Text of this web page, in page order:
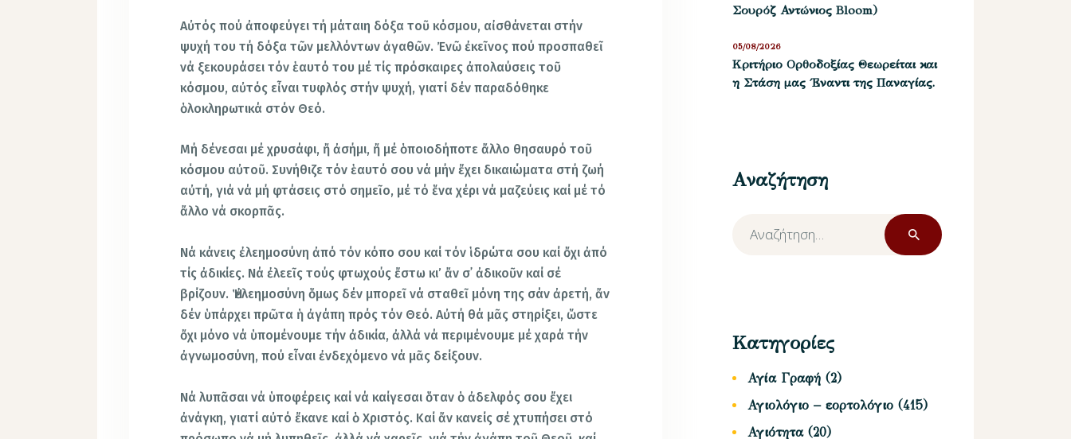
Αὐτός πού ἀποφεύγει τή μάταιη δόξα τοῦ κόσμου, αἰσθάνεται στήν
ψυχή του τή δόξα τῶν μελλόντων ἀγαθῶν. Ἐνῶ ἐκεῖνος πού προσπαθεῖ
νά ξεκουράσει τόν ἑαυτό του μέ τίς πρόσκαιρες ἀπολαύσεις τοῦ
κόσμου, αὐτός εἶναι τυφλός στήν ψυχή, γιατί δέν παραδόθηκε
ὁλοκληρωτικά στόν Θεό.
Μή δένεσαι μέ χρυσάφι, ἤ ἀσήμι, ἤ μέ ὁποιοδήποτε ἄλλο θησαυρό τοῦ
κόσμου αὐτοῦ. Συνήθιζε τόν ἑαυτό σου νά μήν ἔχει δικαιώματα στή ζωή
αὐτή, γιά νά μή φτάσεις στό σημεῖο, μέ τό ἕνα χέρι νά μαζεύεις καί μέ τό
ἄλλο νά σκορπᾶς.
Νά κάνεις ἐλεημοσύνη ἀπό τόν κόπο σου καί τόν ἱδρώτα σου καί ὄχι ἀπό
τίς ἀδικίες. Νά ἐλεεῖς τούς φτωχούς ἔστω κι’ ἄν σ᾿ ἀδικοῦν καί σέ
βρίζουν. Ἡ ἐλεημοσύνη ὅμως δέν μπορεῖ νά σταθεῖ μόνη της σάν ἀρετή, ἄν
δέν ὑπάρχει πρῶτα ἡ ἀγάπη πρός τόν Θεό. Αὐτή θά μᾶς στηρίξει, ὥστε
ὄχι μόνο νά ὑπομένουμε τήν ἀδικία, ἀλλά νά περιμένουμε μέ χαρά τήν
ἀγνωμοσύνη, πού εἶναι ἐνδεχόμενο νά μᾶς δείξουν.
Νά λυπᾶσαι νά ὑποφέρεις καί νά καίγεσαι ὅταν ὁ ἀδελφός σου ἔχει
ἀνάγκη, γιατί αὐτό ἔκανε καί ὁ Χριστός. Καί ἄν κανείς σέ χτυπήσει στό
Σουρόζ Αντώνιος Bloom)
Kριτήριο Oρθοδοξίας Θεωρείται και
η Στάση μας ΄Εναντι της Παναγίας.
05/08/2026
Αναζήτηση
Αναζήτηση
για:
Κατηγορίες
Αγία Γραφή (2)
Αγιολόγιο – εορτολόγιο (415)
Αγιότητα(20)